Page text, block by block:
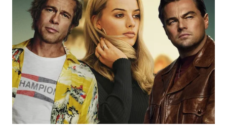
WAHANANEWS
CO ID
WAHANANEWS
NET
WAHANA
SPORT
WAHANA